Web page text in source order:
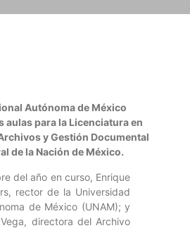
Autónoma de México
aulas para la Licenciatura en
y Gestión Documental
de la Nación de México.
del año en curso, Enrique
rector de la Universidad
de México (UNAM); y
directora del Archivo